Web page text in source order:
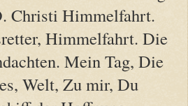
Christi Himmelfahrt.
Himmelfahrt. Die
Mein Tag, Die
Welt, Zu mir, Du